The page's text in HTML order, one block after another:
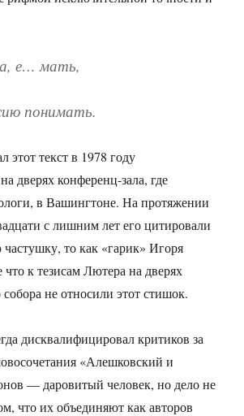
е… мать,
понимать.
этот текст в 1978 году
дверях конференц-зала, где
в Вашингтоне. На протяжении
с лишним лет его цитировали
то как «гарик» Игоря
что к тезисам Лютера на дверях
собора не относили этот стишок.
дисквалифицировал критиков за
«Алешковский и
— даровитый человек, но дело не
что их объединяют как авторов